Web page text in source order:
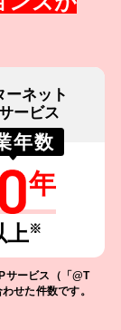
ーネット
ービス
年数
年
上※
サービス（「@T
せた件数です。